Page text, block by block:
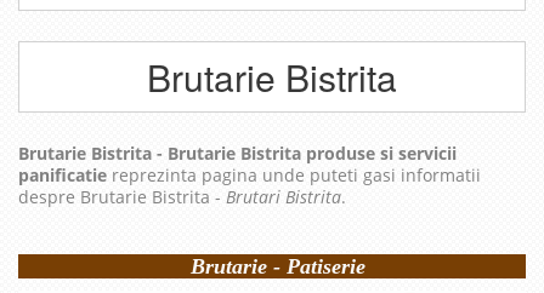
Brutarie Bistrita
Brutarie Bistrita - Brutarie Bistrita produse si servicii
panificatie reprezinta pagina unde puteti gasi informatii
despre Brutarie Bistrita - Brutari Bistrita.
Brutarie - Patiserie